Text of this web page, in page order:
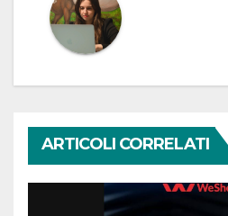
ARTICOLI CORRELATI